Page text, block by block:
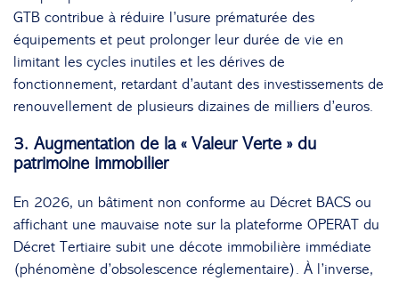
GTB contribue à réduire l’usure prématurée des
équipements et peut prolonger leur durée de vie en
limitant les cycles inutiles et les dérives de
fonctionnement, retardant d’autant des investissements de
renouvellement de plusieurs dizaines de milliers d’euros.
3. Augmentation de la « Valeur Verte » du
patrimoine immobilier
En 2026, un bâtiment non conforme au Décret BACS ou
affichant une mauvaise note sur la plateforme OPERAT du
Décret Tertiaire subit une décote immobilière immédiate
(phénomène d’obsolescence réglementaire). À l’inverse,